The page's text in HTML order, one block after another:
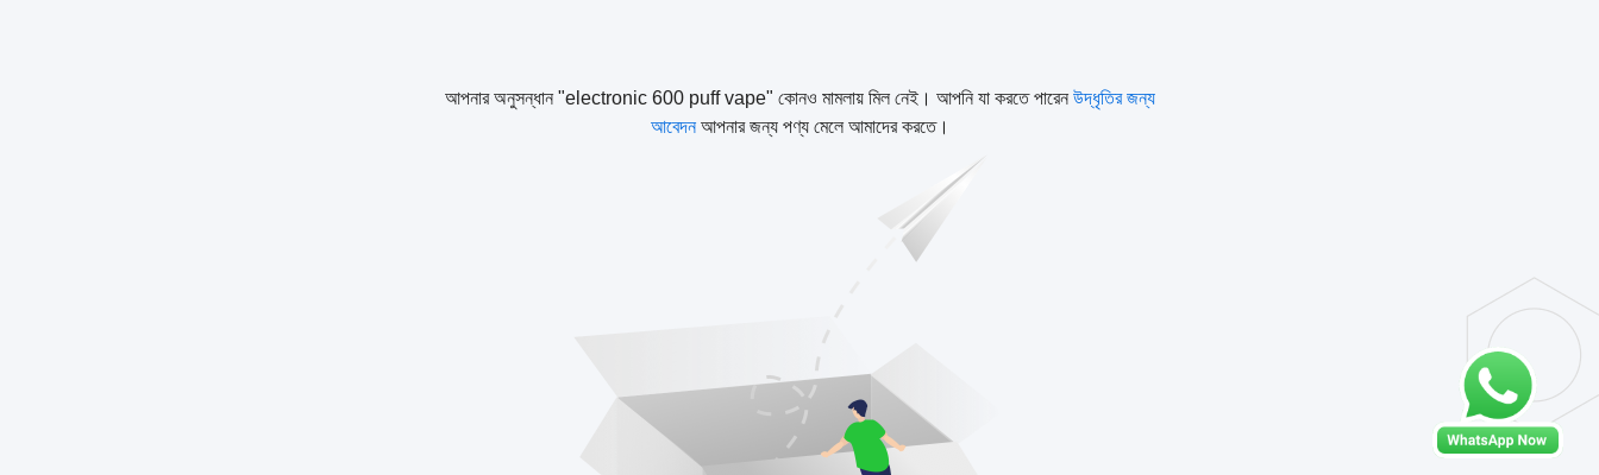
আপনার অনুসন্ধান "electronic 600 puff vape" কোনও মামলায় মিল নেই। আপনি যা করতে পারেন উদ্ধৃতির জন্য
আবেদনআপনার জন্য পণ্য মেলে আমাদের করতে।